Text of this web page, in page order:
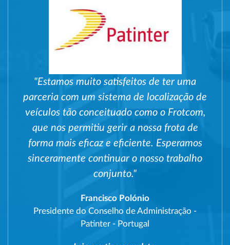
"Estamos muito satisfeitos de ter uma
parceria com um sistema de localização de
veículos tão conceituado como o Frotcom,
que nos permitiu gerir a nossa frota de
forma mais eficaz e eficiente. Esperamos
sinceramente continuar o nosso trabalho
conjunto."
Francisco Polónio
Presidente do Conselho de Administração -
Patinter - Portugal